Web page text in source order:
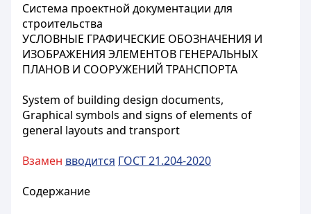
Система проектной документации для
строительства
УСЛОВНЫЕ ГРАФИЧЕСКИЕ ОБОЗНАЧЕНИЯ И
ИЗОБРАЖЕНИЯ ЭЛЕМЕНТОВ ГЕНЕРАЛЬНЫХ
ПЛАНОВ И СООРУЖЕНИЙ ТРАНСПОРТА
System of building design documents,
Graphical symbols and signs of elements of
general layouts and transport
Взамен вводится ГОСТ 21.204-2020
Содержание